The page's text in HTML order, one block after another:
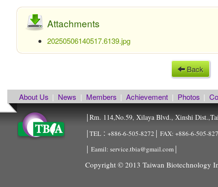
Attachments
20250506140517.6139.jpg
Back
About Us | News | Members | Achievement | Photos |
Rm. 114,No.59, Xilaya Blvd., Xinshi
│TEL：+886-6-505-8272│ FAX: +886-6-505-
│ Eamil: service.tbia@gmail.com│
Copyright © 2013 Taiwan Biotechnology